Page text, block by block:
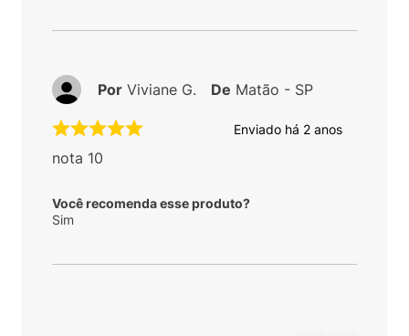
Enviado há 2 anos
nota 10
Você recomenda esse produto?
Sim
Por Viviane G. De Matão - SP